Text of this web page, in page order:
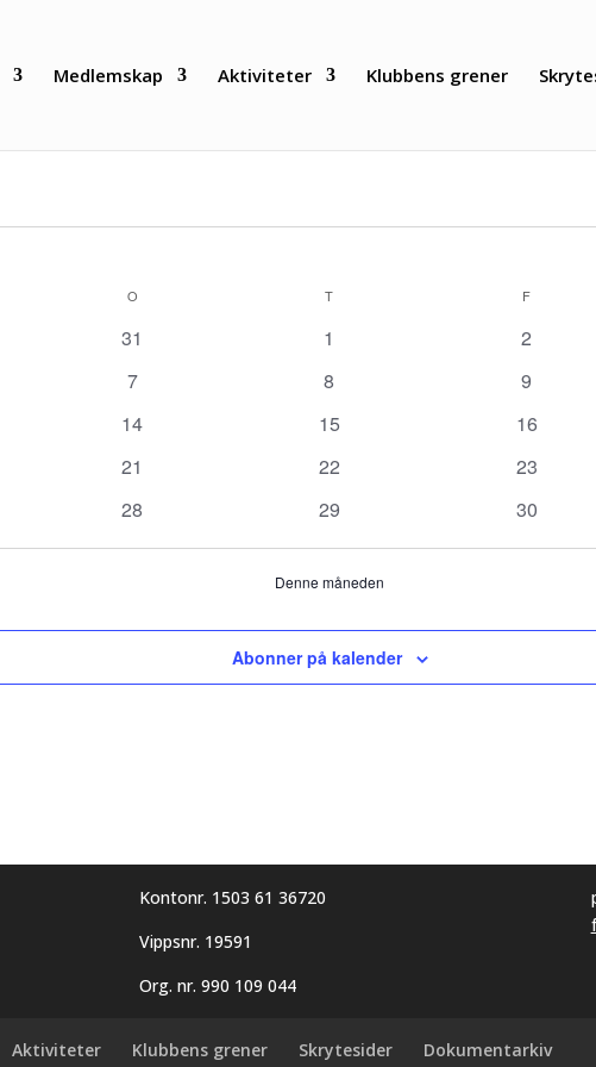
Medlemskap Aktiviteter Klubbens grener
O T F
0
31
0
1
0
2
0
7
0
8
0
9
0
14
0
15
0
16
0
21
0
22
0
23
0
28
0
29
0
30
Denne måneden
Abonner på kalender
Kontonr. 1503 61 36720
Vippsnr. 19591
Org. nr. 990 109 044
Aktiviteter Klubbens grener Skrytesider Dokumentarkiv